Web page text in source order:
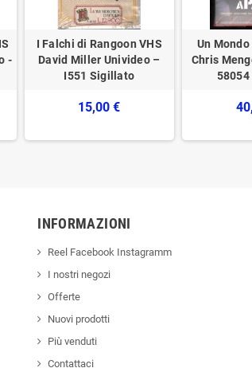
-
I Falchi di Rangoon VHS
David Miller Univideo –
I551 Sigillato
15,00 €
Un Mondo
Chris
INFORMAZIONI
Reel Facebook Instagramm
I nostri negozi
Offerte
Nuovi prodotti
Più venduti
Contattaci